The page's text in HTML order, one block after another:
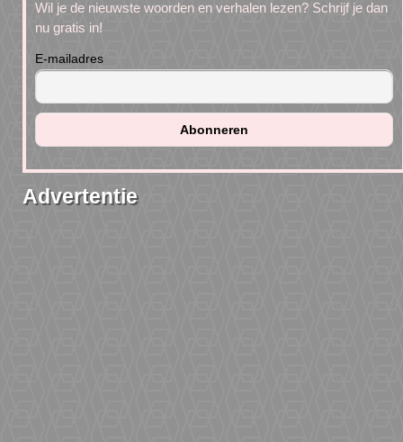
Wil je de nieuwste woorden en verhalen lezen? Schrijf je dan
nu gratis in!
E-mailadres
Advertentie